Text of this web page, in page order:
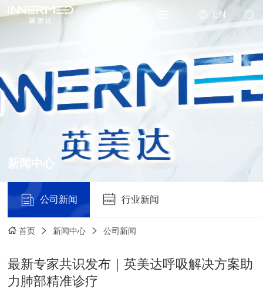
EN
新闻中心
公司新闻 行业新闻
首页 新闻中心 公司新闻
最新专家共识发布｜英美达呼吸解决方案助
力肺部精准诊疗